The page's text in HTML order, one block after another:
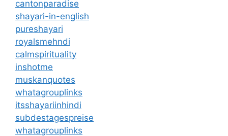
cantonparadise
shayari-in-english
pureshayari
royalsmehndi
calmspirituality
inshotme
muskanquotes
whatagrouplinks
itsshayariinhindi
subdestagespreise
whatagrouplinks